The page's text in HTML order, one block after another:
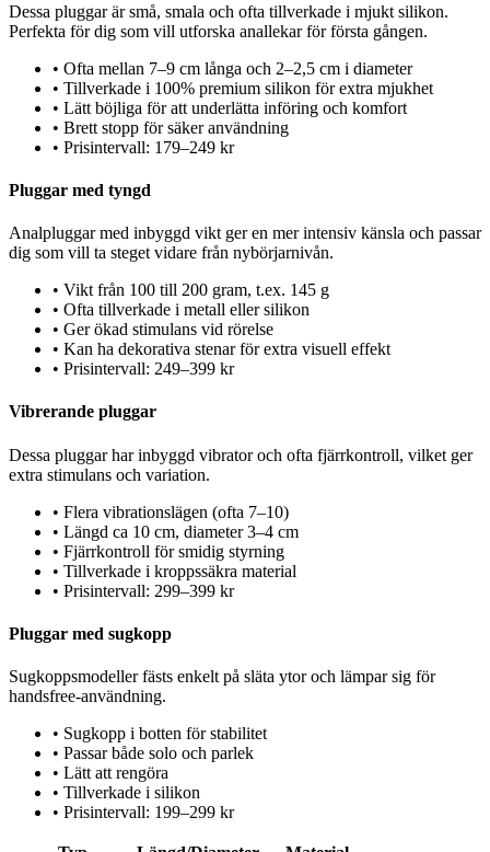
Dessa pluggar är små, smala och ofta tillverkade i mjukt silikon.
Perfekta för dig som vill utforska anallekar för första gången.
• Ofta mellan 7–9 cm långa och 2–2,5 cm i diameter
• Tillverkade i 100% premium silikon för extra mjukhet
• Lätt böjliga för att underlätta införing och komfort
• Brett stopp för säker användning
• Prisintervall: 179–249 kr
Pluggar med tyngd
Analpluggar med inbyggd vikt ger en mer intensiv känsla och passar
dig som vill ta steget vidare från nybörjarnivån.
• Vikt från 100 till 200 gram, t.ex. 145 g
• Ofta tillverkade i metall eller silikon
• Ger ökad stimulans vid rörelse
• Kan ha dekorativa stenar för extra visuell effekt
• Prisintervall: 249–399 kr
Vibrerande pluggar
Dessa pluggar har inbyggd vibrator och ofta fjärrkontroll, vilket ger
extra stimulans och variation.
• Flera vibrationslägen (ofta 7–10)
• Längd ca 10 cm, diameter 3–4 cm
• Fjärrkontroll för smidig styrning
• Tillverkade i kroppssäkra material
• Prisintervall: 299–399 kr
Pluggar med sugkopp
Sugkoppsmodeller fästs enkelt på släta ytor och lämpar sig för
handsfree-användning.
• Sugkopp i botten för stabilitet
• Passar både solo och parlek
• Lätt att rengöra
• Tillverkade i silikon
• Prisintervall: 199–299 kr